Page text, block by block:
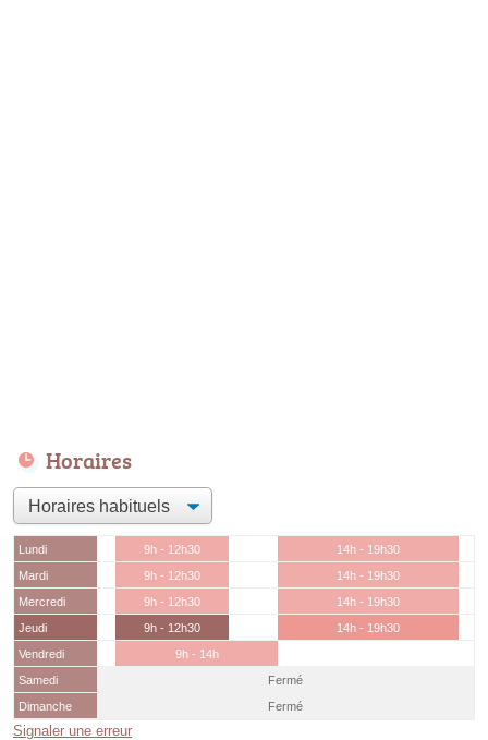
Horaires
Lundi 9h - 12h30
14h - 19h30
Mardi
9h - 12h30
14h - 19h30
Mercredi
9h - 12h30
14h - 19h30
Jeudi
9h - 12h30
14h - 19h30
Vendredi
9h - 14h
Samedi
Fermé
Dimanche
Fermé
Signaler une erreur